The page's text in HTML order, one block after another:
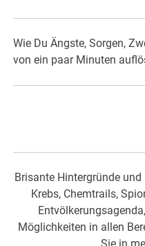
Wie Du Ängste, Sorgen,
von ein paar Minuten
Brisante Hintergründe
Krebs, Chemtrails,
Möglichkeiten in allen